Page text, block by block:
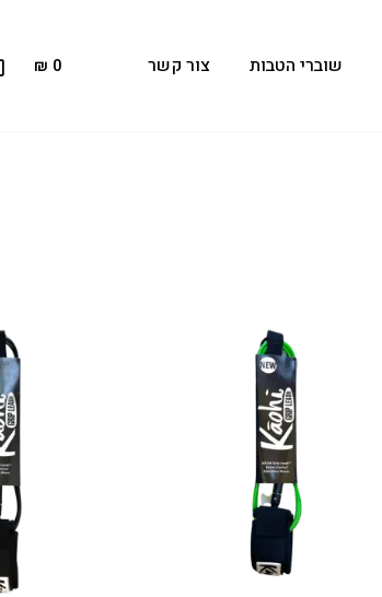
שוברי הטבות צור קשר ₪ 0